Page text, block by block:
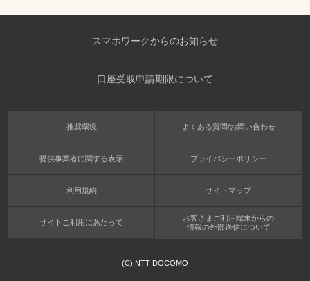
スマホワークからのお知らせ
口座受取申請期限について
推奨環境 よくある質問/お問い合わせ
提供事業者に関する表示 プライバシーポリシー
利用規約 サイトマップ
サイトご利用にあたって
お客さまご利用端末からの
情報の外部送信について
(C) NTT DOCOMO